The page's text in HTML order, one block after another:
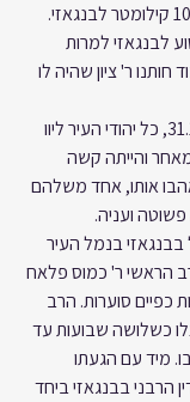
הקשה והארוכה, מעל 1000 קילומטר לבנגאזי.
לבנגאזי למרות
חותנו ר' ציון שהיה לו
ביום הנסיעה, ב- 31.10.1931, כל יהודי העיר ליוו
והייתה קשה
אותו, אחד משלהם
ועניה.
בבנגאזי בנמל העיר
הראשי ר' כמוס פלאח
כפיים סוערות. הרב
כשלושה שבועות עד
מיד עם הגעתו
הרבני בבנגאזי ביחד